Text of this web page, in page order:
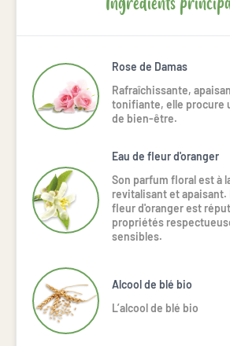
Rose de Damas
Rafraîchissante,
tonifiante, elle procure
de bien-être.
Eau de fleur d'oranger
Son parfum floral est à
revitalisant et apaisant.
fleur d'oranger est
propriétés
sensibles.
Alcool de blé bio
L’alcool de blé bio